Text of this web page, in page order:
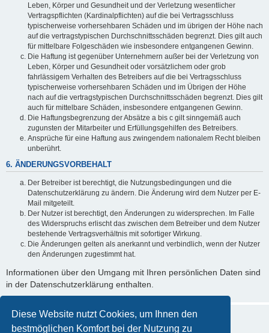
Diese Website nutzt Cookies, um Ihnen den
bestmöglichen Komfort bei der Nutzung zu
Leben, Körper und Gesundheit und der Verletzung wesentlicher
Vertragspflichten (Kardinalpflichten) auf die bei Vertragsschluss
typischerweise vorhersehbaren Schäden und im übrigen der Höhe nach
auf die vertragstypischen Durchschnittsschäden begrenzt. Dies gilt auch
für mittelbare Folgeschäden wie insbesondere entgangenen Gewinn.
Die Haftung ist gegenüber Unternehmern außer bei der Verletzung von
Leben, Körper und Gesundheit oder vorsätzlichem oder grob
fahrlässigem Verhalten des Betreibers auf die bei Vertragsschluss
typischerweise vorhersehbaren Schäden und im Übrigen der Höhe
nach auf die vertragstypischen Durchschnittsschäden begrenzt. Dies gilt
auch für mittelbare Schäden, insbesondere entgangenen Gewinn.
Die Haftungsbegrenzung der Absätze a bis c gilt sinngemäß auch
zugunsten der Mitarbeiter und Erfüllungsgehilfen des Betreibers.
Ansprüche für eine Haftung aus zwingendem nationalem Recht bleiben
unberührt.
6. ÄNDERUNGSVORBEHALT
Der Betreiber ist berechtigt, die Nutzungsbedingungen und die
Datenschutzerklärung zu ändern. Die Änderung wird dem Nutzer per E-
Mail mitgeteilt.
Der Nutzer ist berechtigt, den Änderungen zu widersprechen. Im Falle
des Widerspruchs erlischt das zwischen dem Betreiber und dem Nutzer
bestehende Vertragsverhältnis mit sofortiger Wirkung.
Die Änderungen gelten als anerkannt und verbindlich, wenn der Nutzer
den Änderungen zugestimmt hat.
Informationen über den Umgang mit Ihren persönlichen Daten sind
in der Datenschutzerklärung enthalten.